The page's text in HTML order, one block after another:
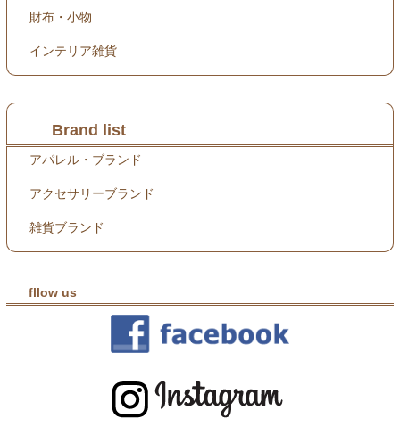
財布・小物
インテリア雑貨
Brand list
アパレル・ブランド
アクセサリーブランド
雑貨ブランド
fllow us